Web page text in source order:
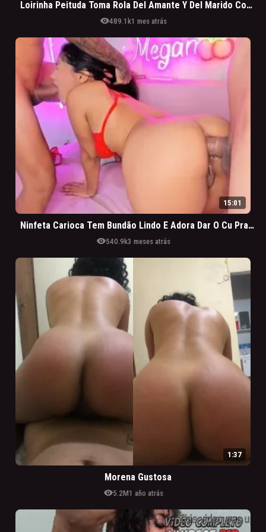
Loirinha Peituda Toma Rola Del Amante Y Del Marido Corninho
visibility489.1k1 mes atrás
15:01
Ninfeta Carioca Tem Bundão Lindo E Adora Dar O Cu Pra Dois
visibility540.9k3 meses atrás
1:37
Morena Gustosa
visibility5.2M1 año atrás